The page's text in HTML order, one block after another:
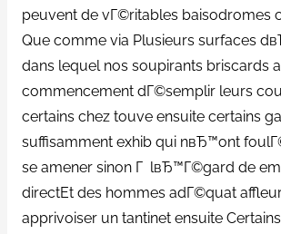
peuvent de vГ©ritables baisodromes
Que comme via Plusieurs surfaces
dans lequel nos soupirants briscards
commencement dГ©semplir leurs
certains chez touve ensuite certains
suffisamment exhib qui nвЂ™ont
se amener sinon Г lвЂ™Г©gard de
directEt des hommes adГ©quat
apprivoiser un tantinet ensuite